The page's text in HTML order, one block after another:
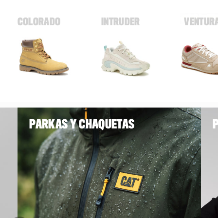
COLORADO INTRUDER
PARKAS Y CHAQUETAS